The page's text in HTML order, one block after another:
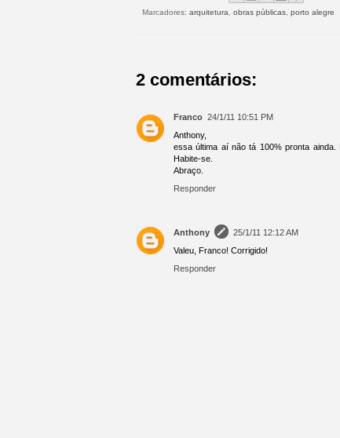
Marcadores: arquitetura, obras públicas, porto alegre
2 comentários:
Franco 24/1/11 10:51 PM
Anthony,
essa última aí não tá 100% pronta
Habite-se.
Abraço.
Responder
Anthony
25/1/11 12:12 AM
Valeu, Franco! Corrigido!
Responder